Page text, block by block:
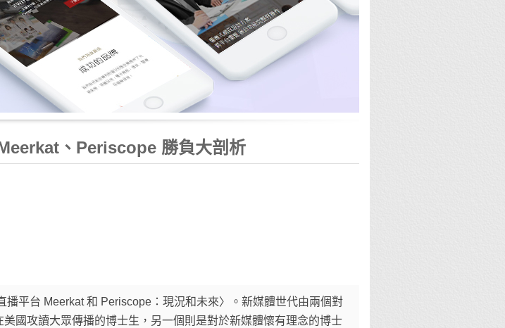
、Periscope 勝負大剖析
平台 Meerkat 和 Periscope：現況和未來〉。新媒體世代由兩個對
國攻讀大眾傳播的博士生，另一個則是對於新媒體懷有理念的博士